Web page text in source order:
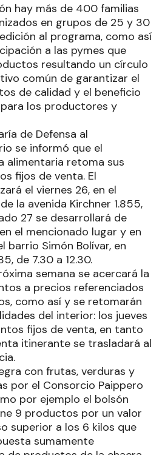
hay más de 400 familias
en grupos de 25 y 30
al programa, como así
a las pymes que
resultando un círculo
común de garantizar el
de calidad y el beneficio
los productores y
de Defensa al
se informó que el
alimentaria retoma sus
fijos de venta. El
el viernes 26, en el
la avenida Kirchner 1.855,
27 se desarrollará de
el mencionado lugar y en
barrio Simón Bolívar, en
de 7.30 a 12.30.
semana se acercará la
a precios referenciados
como así y se retomarán
del interior: los jueves
fijos de venta, en tanto
itinerante se trasladará al
con frutas, verduras y
por el Consorcio Paippero
por ejemplo el bolsón
9 productos por un valor
superior a los 6 kilos que
sumamente